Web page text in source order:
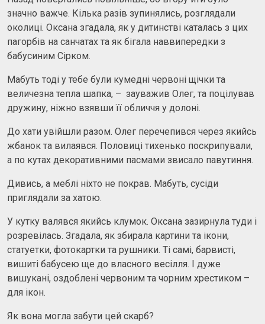
значно важче. Кілька разів зупинялись, розглядали
околиці. Оксана згадала, як у дитинстві каталась з цих
пагорбів на санчатах та як бігала наввипередки з
бабусиним Сірком.
Мабуть тоді у тебе були кумедні червоні щічки та
величезна тепла шапка, – зауважив Олег, та поцілував
дружину, ніжно взявши її обличчя у долоні.
До хати увійшли разом. Олег перечепився через якийсь
жбанок та вилаявся. Половиці тихенько поскрипували,
а по кутах декоративними пасмами звисало павутиння.
Дивись, а меблі ніхто не покрав. Мабуть, сусіди
приглядали за хатою.
У кутку валявся якийсь клумок. Оксана зазирнула туди і
розревілась. Згадала, як збирала картини та ікони,
статуетки, фотокартки та рушники. Ті самі, барвисті,
вишиті бабусею ще до власного весілля. І дуже
вишукані, оздоблені червоним та чорним хрестиком –
для ікон.
Як вона могла забути цей скарб?